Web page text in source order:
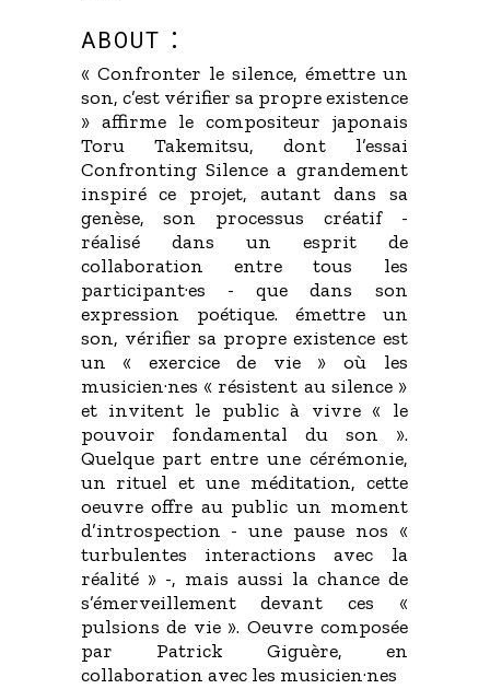
about :
« Confronter le silence, émettre un
son, c’est vérifier sa propre existence
» affirme le compositeur japonais
Toru Takemitsu, dont l’essai
Confronting Silence a grandement
inspiré ce projet, autant dans sa
genèse, son processus créatif -
réalisé dans un esprit de
collaboration entre tous les
participant·es - que dans son
expression poétique. émettre un
son, vérifier sa propre existence est
un « exercice de vie » où les
musicien·nes « résistent au silence »
et invitent le public à vivre « le
pouvoir fondamental du son ».
Quelque part entre une cérémonie,
un rituel et une méditation, cette
oeuvre offre au public un moment
d’introspection - une pause nos «
turbulentes interactions avec la
réalité » -, mais aussi la chance de
s’émerveillement devant ces «
pulsions de vie ». Oeuvre composée
par Patrick Giguère, en
collaboration avec les musicien·nes